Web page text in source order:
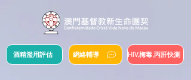
網絡輔導
酒精濫用評估 HIV,梅毒,丙肝快測